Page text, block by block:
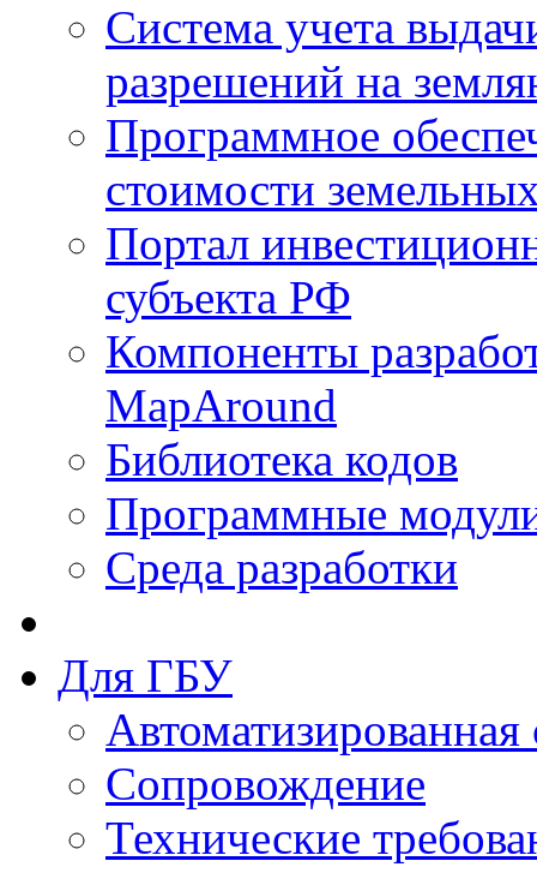
Система учета
разрешений на
Программное
стоимости
Портал
субъекта РФ
Компоненты
MapAround
Библиотека кодов
Программные
Среда разработки
Для ГБУ
Сопровождение
Технические